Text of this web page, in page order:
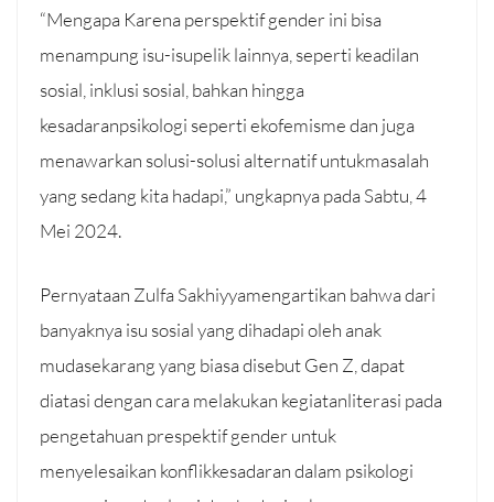
“Mengapa Karena perspektif gender ini bisa
menampung isu-isupelik lainnya, seperti keadilan
sosial, inklusi sosial, bahkan hingga
kesadaranpsikologi seperti ekofemisme dan juga
menawarkan solusi-solusi alternatif untukmasalah
yang sedang kita hadapi,” ungkapnya pada Sabtu, 4
Mei 2024.
Pernyataan Zulfa Sakhiyyamengartikan bahwa dari
banyaknya isu sosial yang dihadapi oleh anak
mudasekarang yang biasa disebut Gen Z, dapat
diatasi dengan cara melakukan kegiatanliterasi pada
pengetahuan prespektif gender untuk
menyelesaikan konflikkesadaran dalam psikologi